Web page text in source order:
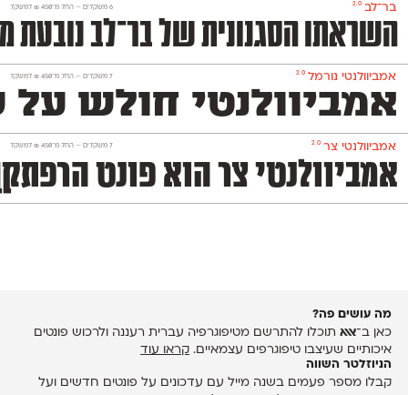
בר־לב 2.0 ‫6 משקלים — החל מ־450
₪למשקל
השראתו הסגנונית של בר־לב נובעת מגופנים ישראליים שהיו פופולריים בעולמות
אמביוולנטי נורמל 2.0 ‫7 משקלים — החל מ־ 450
₪למשקל
אמביוולנטי חולש על
אמביוולנטי צר 2.0 ‫7 משקלים — החל מ־ 450
₪למשקל
אמביוולנטי צר הוא פונט
מה עושים פה?
כאן ב־אאאתוכלו להתרשם מטיפוגרפיה עברית רעננה ולרכוש פונטים
איכותיים שעיצבו טיפוגרפים עצמאיים. קראו עוד
הניוזלטר השווה
קבלו מספר פעמים בשנה מייל עם עדכונים על פונטים חדשים ועל